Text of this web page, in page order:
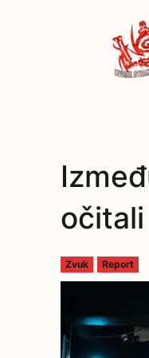
Zvuk Report